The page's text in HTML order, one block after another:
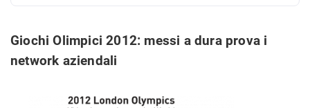
Giochi Olimpici 2012: messi a dura prova i
network aziendali